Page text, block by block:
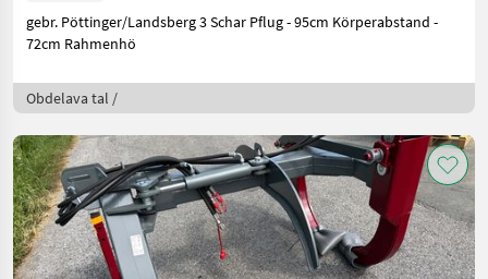
gebr. Pöttinger/Landsberg 3 Schar Pflug - 95cm Körperabstand -
72cm Rahmenhö
Obdelava tal /